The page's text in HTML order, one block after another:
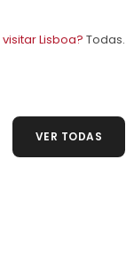
visitar Lisboa? Todas.
VER TODAS